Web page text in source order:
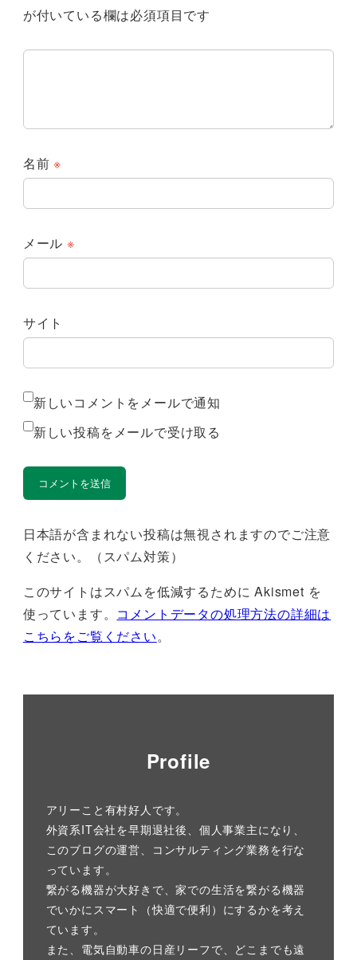
が付いている欄は必須項目です
名前※
メール ※
サイト
新しいコメントをメールで通知
新しい投稿をメールで受け取る
日本語が含まれない投稿は無視されますのでご注意
ください。（スパム対策）
このサイトはスパムを低減するために Akismet を
使っています。 コメントデータの処理方法の詳細は
こちらをご覧ください。
Profile
アリーこと有村好人です。
外資系IT会社を早期退社後、個人事業主になり、
このブログの運営、コンサルティング業務を行な
っています。
繋がる機器が大好きで、家での生活を繋がる機器
でいかにスマート（快適で便利）にするかを考え
ています。
また、電気自動車の日産リーフで、どこまでも遠